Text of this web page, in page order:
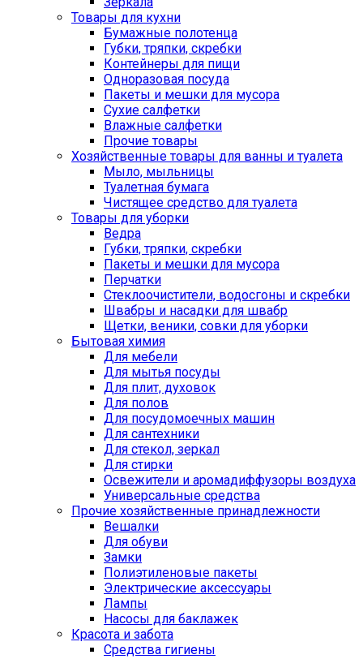
Товары для кухни
Бумажные полотенца
Губки, тряпки, скребки
Контейнеры для пищи
Одноразовая посуда
Пакеты и мешки для мусора
Сухие салфетки
Влажные салфетки
Прочие товары
Хозяйственные товары для ванны и туалета
Мыло, мыльницы
Туалетная бумага
Чистящее средство для туалета
Товары для уборки
Ведра
Губки, тряпки, скребки
Пакеты и мешки для мусора
Перчатки
Стеклоочистители, водосгоны и скребки
Швабры и насадки для швабр
Щетки, веники, совки для уборки
Бытовая химия
Для мебели
Для мытья посуды
Для плит, духовок
Для полов
Для посудомоечных машин
Для сантехники
Для стекол, зеркал
Для стирки
Освежители и аромадиффузоры воздуха
Универсальные средства
Прочие хозяйственные принадлежности
Вешалки
Для обуви
Замки
Полиэтиленовые пакеты
Электрические аксессуары
Лампы
Насосы для баклажек
Красота и забота
Средства гигиены